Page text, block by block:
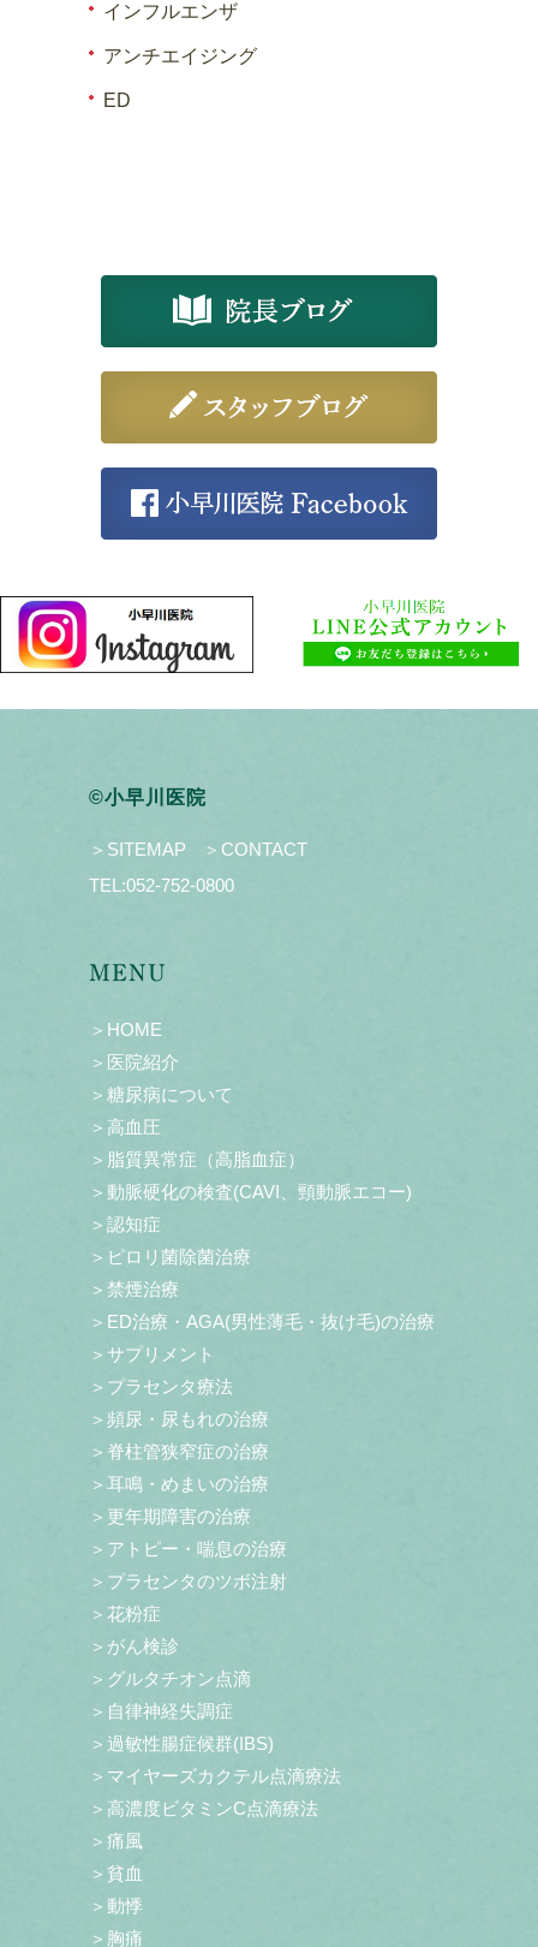
インフルエンザ
アンチエイジング
ED
©小早川医院
＞SITEMAP
＞CONTACT
TEL:052-752-0800
MENU
＞HOME
＞医院紹介
＞糖尿病について
＞高血圧
＞脂質異常症（高脂血症）
＞動脈硬化の検査(CAVI、頸動脈エコー)
＞認知症
＞ピロリ菌除菌治療
＞禁煙治療
＞ED治療・AGA(男性薄毛・抜け毛)の治療
＞サプリメント
＞プラセンタ療法
＞頻尿・尿もれの治療
＞脊柱管狭窄症の治療
＞耳鳴・めまいの治療
＞更年期障害の治療
＞アトピー・喘息の治療
＞プラセンタのツボ注射
＞花粉症
＞がん検診
＞グルタチオン点滴
＞自律神経失調症
＞過敏性腸症候群(IBS)
＞マイヤーズカクテル点滴療法
＞高濃度ビタミンC点滴療法
＞痛風
＞貧血
＞動悸
＞胸痛